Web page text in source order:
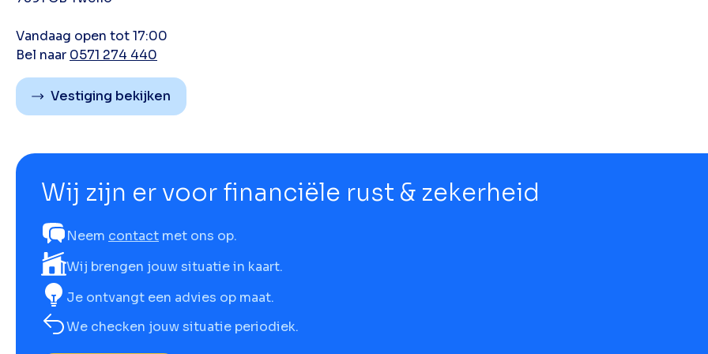
Vandaag open tot 17:00
Bel naar 0571 274 440
Vestiging bekijken
Wij zijn er voor financiële rust & zekerheid
Neem contact met ons op.
Wij brengen jouw situatie in kaart.
Je ontvangt een advies op maat.
We checken jouw situatie periodiek.